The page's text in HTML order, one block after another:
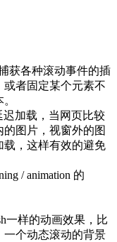
获各种滚动事件的插
者固定某个元素不
加载，当网页比较
图片，视窗外的图
载，这样有效的避免
/ animation 的
一样的动画效果，比
一个动态滚动的背景